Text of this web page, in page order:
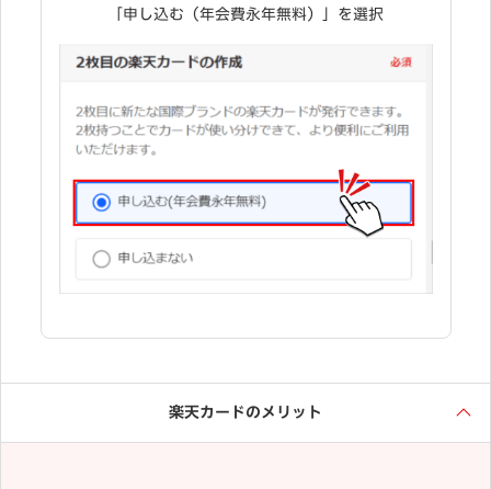
「申し込む（年会費永年無料）」を選択
楽天カードのメリット